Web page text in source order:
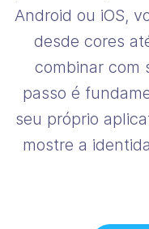
Android ou iOS,
desde cores
combinar com
passo é
seu próprio
mostre a